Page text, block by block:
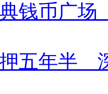
钱币广
五年半